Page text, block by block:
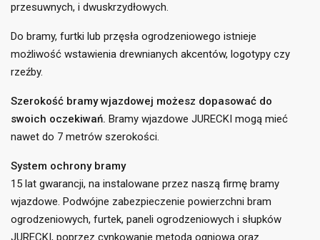
przesuwnych, i dwuskrzydłowych.
Do bramy, furtki lub przęsła ogrodzeniowego istnieje
możliwość wstawienia drewnianych akcentów, logotypy czy
rzeźby.
Szerokość bramy wjazdowej możesz dopasować do
swoich oczekiwań. Bramy wjazdowe JURECKI mogą mieć
nawet do 7 metrów szerokości.
System ochrony bramy
15 lat gwarancji, na instalowane przez naszą firmę bramy
wjazdowe. Podwójne zabezpieczenie powierzchni bram
ogrodzeniowych, furtek, paneli ogrodzeniowych i słupków
JURECKI, poprzez cynkowanie metodą ogniową oraz